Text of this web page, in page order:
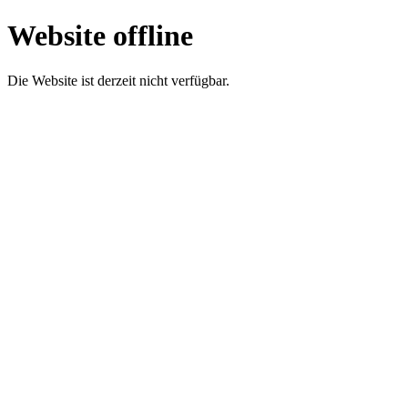
Website offline
Die Website ist derzeit nicht verfügbar.